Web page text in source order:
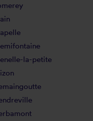
la-petite